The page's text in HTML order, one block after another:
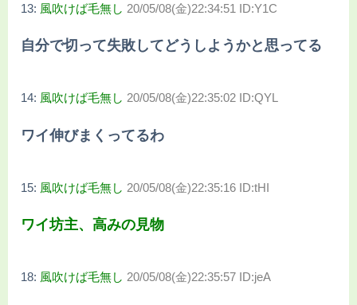
13: 風吹けば毛無し 20/05/08(金)22:34:51 ID:Y1C
自分で切って失敗してどうしようかと思ってる
14: 風吹けば毛無し 20/05/08(金)22:35:02 ID:QYL
ワイ伸びまくってるわ
15: 風吹けば毛無し 20/05/08(金)22:35:16 ID:tHI
ワイ坊主、高みの見物
18: 風吹けば毛無し 20/05/08(金)22:35:57 ID:jeA